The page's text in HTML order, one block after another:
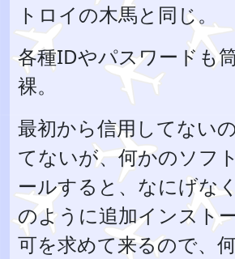
トロイの木馬と同じ。
各種IDやパスワードも
裸。
最初から信用してない
てないが、何かのソフ
ールすると、なにげな
のように追加インスト
可を求めて来るので、